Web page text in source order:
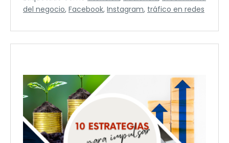
redes
sociales
del negocio, Facebook, Instagram, tráfico en redes